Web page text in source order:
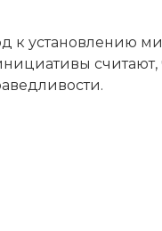
к установлению
считают,